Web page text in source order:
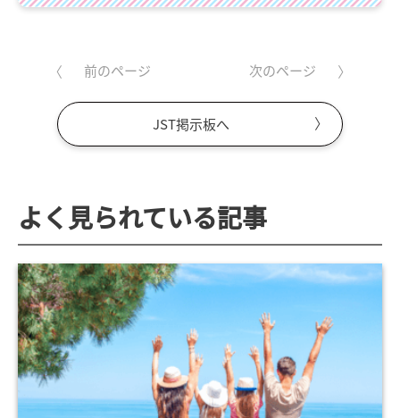
前のページ
JST掲示板へ
次のページ
よく見られている記事